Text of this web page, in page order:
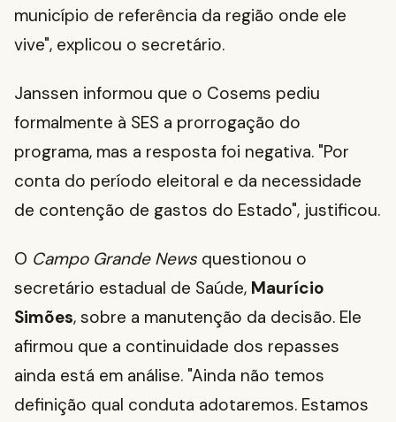
município de referência da região onde ele
vive", explicou o secretário.
Janssen informou que o Cosems pediu
formalmente à SES a prorrogação do
programa, mas a resposta foi negativa. "Por
conta do período eleitoral e da necessidade
de contenção de gastos do Estado", justificou.
O Campo Grande News questionou o
secretário estadual de Saúde, Maurício
Simões, sobre a manutenção da decisão. Ele
afirmou que a continuidade dos repasses
ainda está em análise. "Ainda não temos
definição qual conduta adotaremos. Estamos